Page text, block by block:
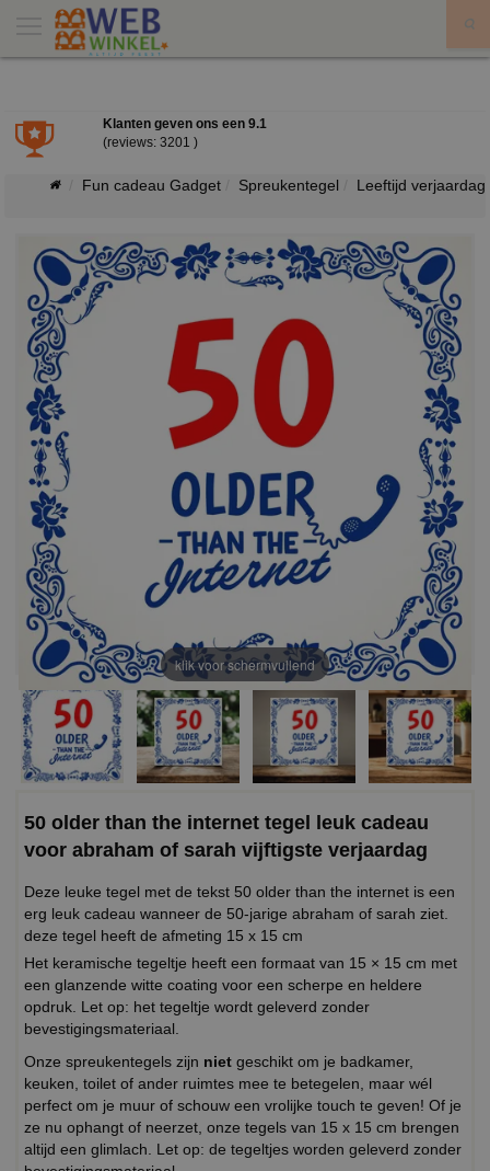
Klanten geven ons een 9.1
(reviews: 3201 )
Fun cadeau Gadget Spreukentegel Leeftijd verjaardag
klik voor schermvullend
50 older than the internet tegel leuk cadeau
voor abraham of sarah vijftigste verjaardag
Deze leuke tegel met de tekst 50 older than the internet is een
erg leuk cadeau wanneer de 50-jarige abraham of sarah ziet.
deze tegel heeft de afmeting 15 x 15 cm
Het keramische tegeltje heeft een formaat van 15 × 15 cm met
een glanzende witte coating voor een scherpe en heldere
opdruk. Let op: het tegeltje wordt geleverd zonder
bevestigingsmateriaal.
Onze spreukentegels zijn niet geschikt om je badkamer,
keuken, toilet of ander ruimtes mee te betegelen, maar wél
perfect om je muur of schouw een vrolijke touch te geven! Of je
ze nu ophangt of neerzet, onze tegels van 15 x 15 cm brengen
altijd een glimlach. Let op: de tegeltjes worden geleverd zonder